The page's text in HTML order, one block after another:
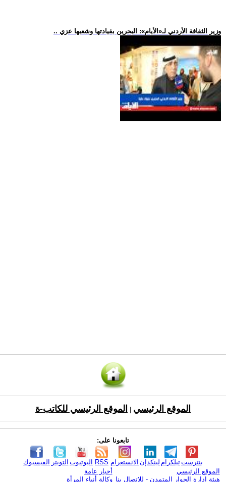
.. وزير الثقافة الأردني لـ«الأيام»: البحرين بقيادتها وشعبها عزي
الموقع الرئيسي الموقع الرئيسي للكاتب-ة
تابعونا على:
الفيسبوك التويتر اليوتيوب RSS الانستغرام لينكدإن تيلكرامبنترست
الموقع الرئيسي
هيئة ادارة الحوار المتمدن - للإتصال بنا
أخبار عامة
وكالة أنباء المرأة